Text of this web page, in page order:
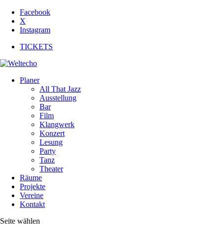
Facebook
X
Instagram
TICKETS
Planer
All That Jazz
Ausstellung
Bar
Film
Klangwerk
Konzert
Lesung
Party
Tanz
Theater
Räume
Projekte
Vereine
Kontakt
Seite wählen